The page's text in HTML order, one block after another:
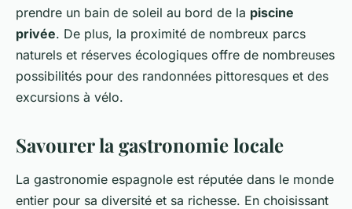
prendre un bain de soleil au bord de la piscine
privée. De plus, la proximité de nombreux parcs
naturels et réserves écologiques offre de nombreuses
possibilités pour des randonnées pittoresques et des
excursions à vélo.
Savourer la gastronomie locale
La gastronomie espagnole est réputée dans le monde
entier pour sa diversité et sa richesse. En choisissant